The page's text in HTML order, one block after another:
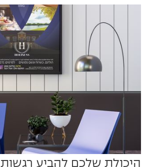
היכולת שלכם להביע רגשות